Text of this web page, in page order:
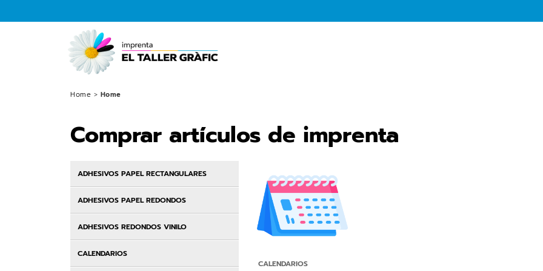
Home > Home
Comprar artículos de imprenta
ADHESIVOS PAPEL RECTANGULARES
ADHESIVOS PAPEL REDONDOS
ADHESIVOS REDONDOS VINILO
CALENDARIOS
CALENDARIOS